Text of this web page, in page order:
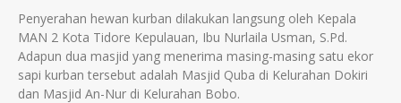
Penyerahan hewan kurban dilakukan langsung oleh Kepala
MAN 2 Kota Tidore Kepulauan, Ibu Nurlaila Usman, S.Pd.
Adapun dua masjid yang menerima masing-masing satu ekor
sapi kurban tersebut adalah Masjid Quba di Kelurahan Dokiri
dan Masjid An-Nur di Kelurahan Bobo.